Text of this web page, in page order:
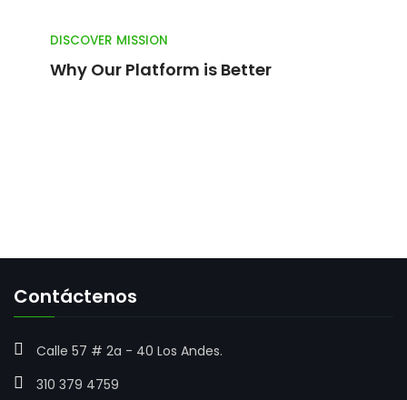
DISCOVER MISSION
Why Our Platform is Better
Contáctenos
Calle 57 # 2a - 40 Los Andes.
310 379 4759